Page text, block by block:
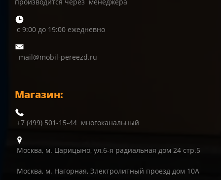
с 9:00 до 19:00 ежедневно
mail@mobil-pereezd.ru
Магазин:
+7 (499) 501-15-44 многоканальный
Москва, м. Царицыно, ул.6-я радиальная дом 24 стр.5
Москва, м. Нагорная, Электролитный проезд дом 10А